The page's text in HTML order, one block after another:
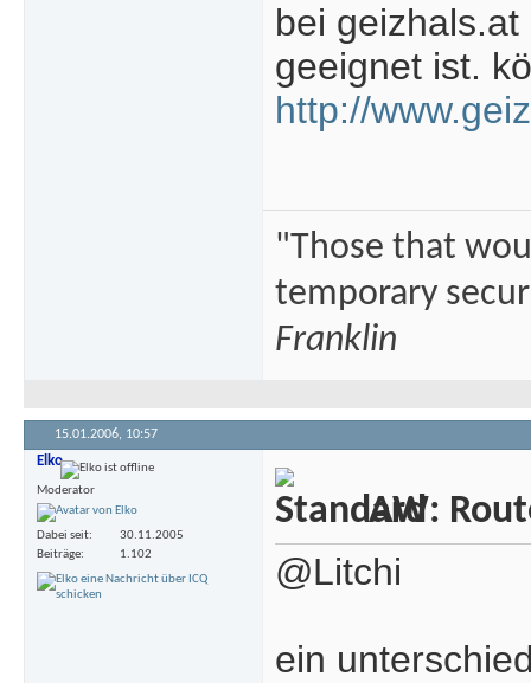
bei
geeignet ist.
http://
"Those that
temporary
Franklin
15.01.2006, 10:57
Elko
Moderator
Dabei seit
30.11.2005
Beiträge
1.102
AW:
@Litchi
ein